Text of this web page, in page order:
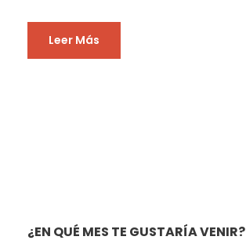
Leer Más
¿EN QUÉ MES TE GUSTARÍA VENIR?